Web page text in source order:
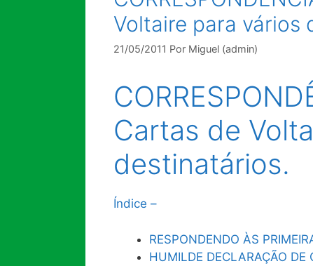
Voltaire para vários
21/05/2011 Por Miguel (admin)
Cartas de
destinatários.
Índice –
RESPONDENDO ÀS
HUMILDE DECLARAÇÃO DE